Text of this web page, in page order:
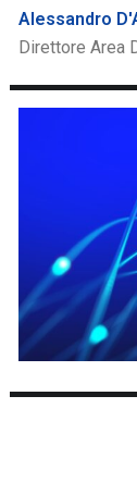
Alessandro
Direttore Area